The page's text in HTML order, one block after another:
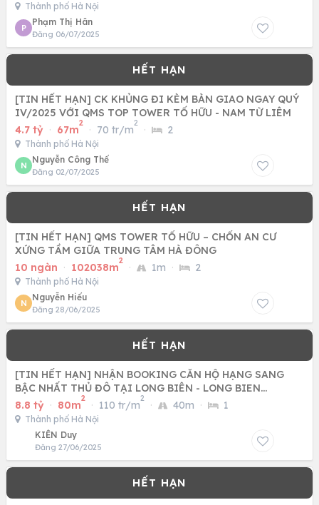
Thành phố Hà Nội
P
Phạm Thị Hân
Đăng 06/07/2025
[TIN HẾT HẠN] CK KHỦNG ĐI KÈM BÀN GIAO NGAY QUÝ
IV/2025 VỚI QMS TOP TOWER TỐ HỮU - NAM TỪ LIÊM
4.7 tỷ · 67m
2
· 70 tr/m
2
· 2
Thành phố Hà Nội
N
Nguyễn Công Thế
Đăng 02/07/2025
[TIN HẾT HẠN] QMS TOWER TỐ HỮU – CHỐN AN CƯ
XỨNG TẦM GIỮA TRUNG TÂM HÀ ĐÔNG
10 ngàn · 102038m
2
· 1m · 2
Thành phố Hà Nội
N
Nguyễn Hiếu
Đăng 28/06/2025
[TIN HẾT HẠN] NHẬN BOOKING CĂN HỘ HẠNG SANG
BẬC NHẤT THỦ ĐÔ TẠI LONG BIÊN - LONG BIEN
CENTRAL
8.8 tỷ · 80m
2
· 110 tr/m
2
· 40m · 1
Thành phố Hà Nội
KIÊN Duy
Đăng 27/06/2025